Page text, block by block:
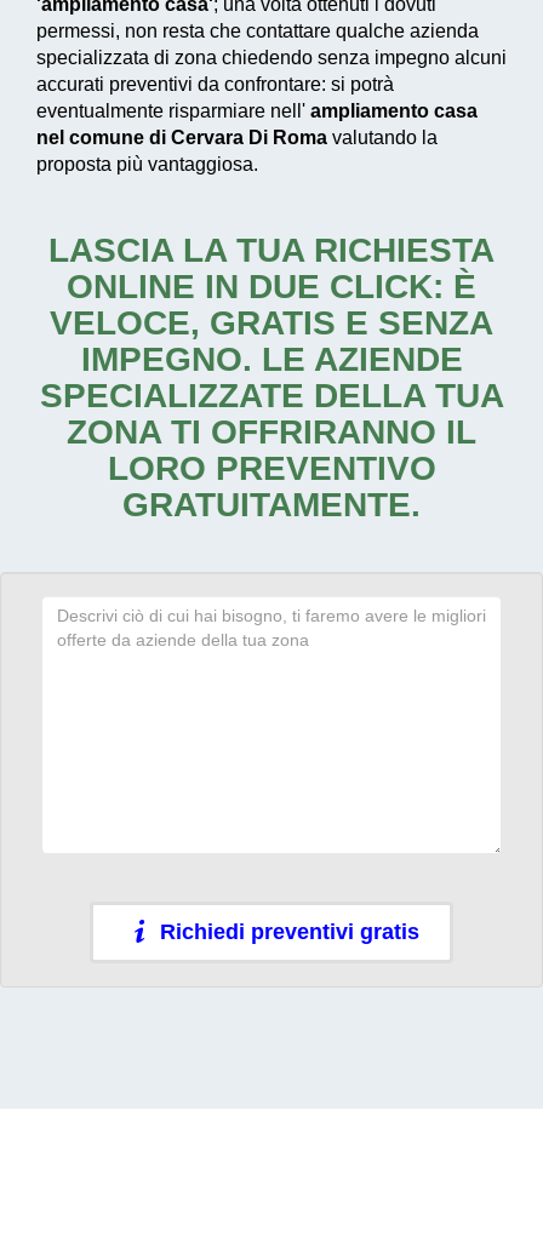
permessi, non resta che contattare qualche azienda
specializzata di zona chiedendo senza impegno alcuni
accurati preventivi da confrontare: si potrà
eventualmente risparmiare nell' ampliamento casa
nel comune di Cervara Di Roma valutando la
proposta più vantaggiosa.
LASCIA LA TUA RICHIESTA
ONLINE IN DUE CLICK: È
VELOCE, GRATIS E SENZA
IMPEGNO. LE AZIENDE
SPECIALIZZATE DELLA TUA
ZONA TI OFFRIRANNO IL
LORO PREVENTIVO
GRATUITAMENTE.
Richiedi preventivi gratis